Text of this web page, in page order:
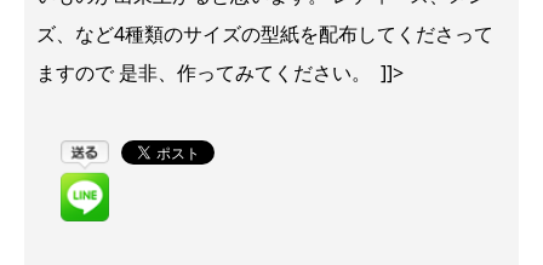
ズ、など4種類のサイズの型紙を配布してくださって
ますので 是非、作ってみてください。 ]]>